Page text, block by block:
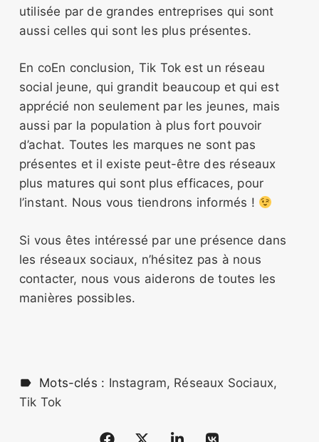
utilisée par de grandes entreprises qui sont
aussi celles qui sont les plus présentes.
En coEn conclusion, Tik Tok est un réseau
social jeune, qui grandit beaucoup et qui est
apprécié non seulement par les jeunes, mais
aussi par la population à plus fort pouvoir
d’achat. Toutes les marques ne sont pas
présentes et il existe peut-être des réseaux
plus matures qui sont plus efficaces, pour
l’instant. Nous vous tiendrons informés !
Si vous êtes intéressé par une présence dans
les réseaux sociaux, n’hésitez pas à nous
contacter, nous vous aiderons de toutes les
manières possibles.
Mots-clés : Instagram Réseaux Sociaux
Tik Tok